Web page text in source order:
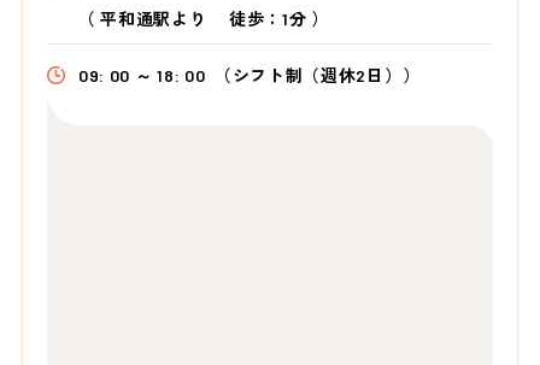
（平和通駅より 徒歩：1分 ）
09: 00 ～ 18: 00 （シフト制（週休2日））